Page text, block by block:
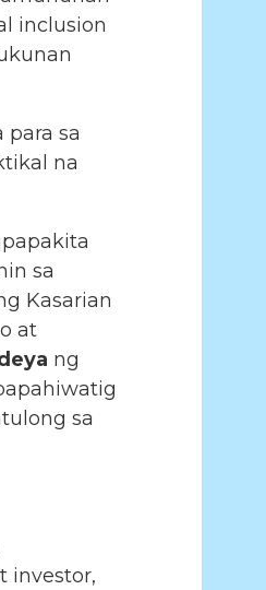
inclusion
para sa
na
sa
Kasarian
at
ng
sa
investor,